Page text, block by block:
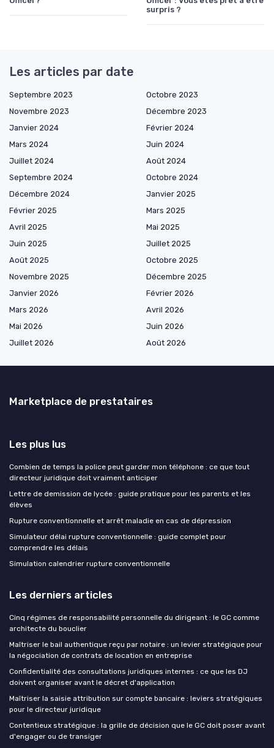
surpris ?
Les articles par date
Septembre 2023
Octobre 2023
Novembre 2023
Décembre 2023
Janvier 2024
Février 2024
Mars 2024
Juin 2024
Juillet 2024
Août 2024
Septembre 2024
Octobre 2024
Décembre 2024
Janvier 2025
Février 2025
Mars 2025
Avril 2025
Mai 2025
Juin 2025
Juillet 2025
Août 2025
Octobre 2025
Novembre 2025
Décembre 2025
Janvier 2026
Février 2026
Mars 2026
Avril 2026
Mai 2026
Juin 2026
Juillet 2026
Août 2026
Marketplace de prestataires
Les plus lus
Combien de temps la police peut garder mon téléphone : ce que tout
directeur juridique doit vraiment anticiper
Lettre de demission de lycée : guide pratique pour les parents et les
élèves
Rupture conventionnelle et arrêt maladie en cas de dépression
Simulateur délai rupture conventionnelle : guide complet pour
comprendre les délais
Simulation calendrier rupture conventionnelle
Les derniers articles
Cinq régimes de responsabilité personnelle du dirigeant : le GC comme
architecte du bouclier
Maîtriser le bail authentique reçu par notaire : un levier stratégique pour
la négociation de contrats de location en entreprise
Confidentialité des consultations juridiques internes : ce que les DJ
doivent organiser avant le décret d'application
Maîtriser la saisie attribution sur compte bancaire : leviers stratégiques
pour le directeur juridique
Contentieux stratégique : la grille de décision que le GC doit poser avant
d'engager ou de transiger